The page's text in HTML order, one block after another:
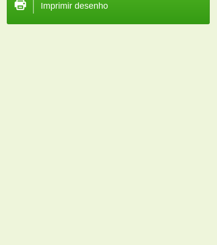
Imprimir desenho